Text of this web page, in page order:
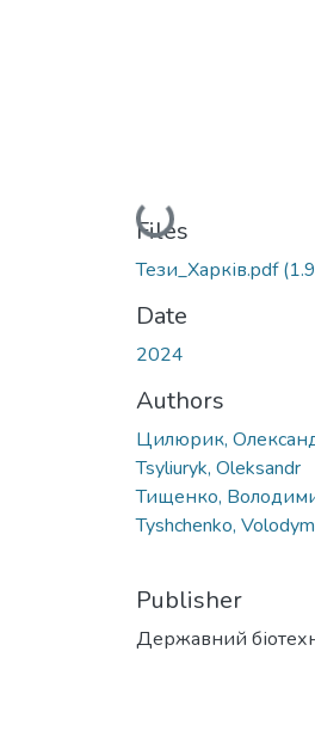
Loading...
Files
Тези_Харків.pdf
Date
2024
Authors
Цилюрик,
Tsyliuryk, Oleksandr
Тищенко,
Tyshchenko,
Publisher
Державний